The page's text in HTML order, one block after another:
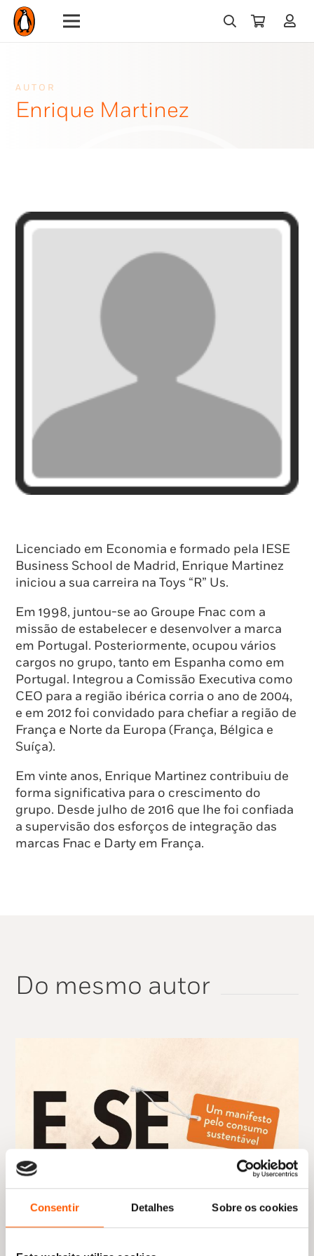
Consentir Detalhes Sobre os cookies
AUTOR
Enrique Martinez
Licenciado em Economia e formado pela IESE
Business School de Madrid, Enrique Martinez
iniciou a sua carreira na Toys “R” Us.
Em 1998, juntou-se ao Groupe Fnac com a
missão de estabelecer e desenvolver a marca
em Portugal. Posteriormente, ocupou vários
cargos no grupo, tanto em Espanha como em
Portugal. Integrou a Comissão Executiva como
CEO para a região ibérica corria o ano de 2004,
e em 2012 foi convidado para chefiar a região de
França e Norte da Europa (França, Bélgica e
Suíça).
Em vinte anos, Enrique Martinez contribuiu de
forma significativa para o crescimento do
grupo. Desde julho de 2016 que lhe foi confiada
a supervisão dos esforços de integração das
marcas Fnac e Darty em França.
Do mesmo autor